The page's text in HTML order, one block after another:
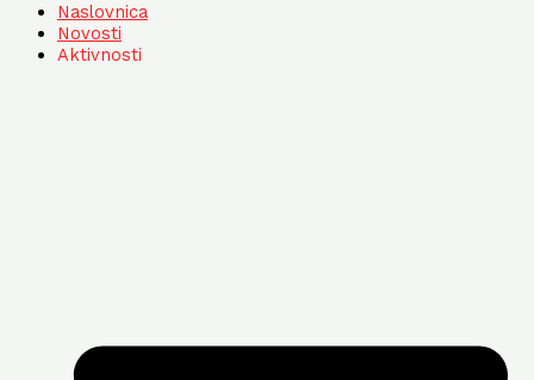
Naslovnica
Novosti
Aktivnosti